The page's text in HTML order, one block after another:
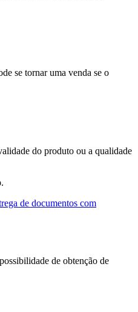
se tornar uma venda se o
do produto ou a qualidade
de documentos com
de obtenção de